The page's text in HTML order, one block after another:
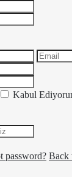
Kabul
password? Back